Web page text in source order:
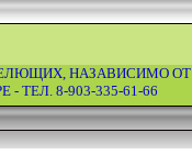
НАЗАВИСИМО ОТ
ТЕЛ. 8-903-335-61-66